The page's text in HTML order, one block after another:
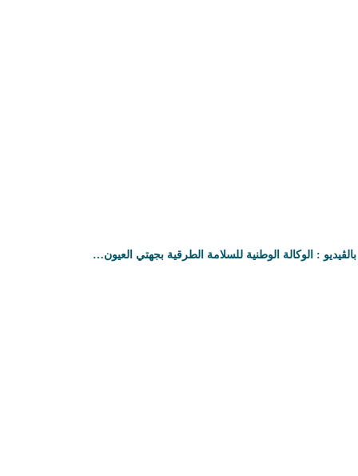
بالڤيديو : الوكالة الوطنية للسلامة الطرقية بجهتي العيون…